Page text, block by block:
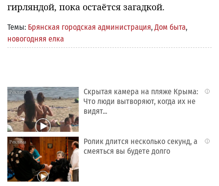
гирляндой, пока остаётся загадкой.
Темы: Брянская городская администрация, Дом быта,
новогодняя елка
i
Скрытая камера на пляже Крыма:
Что люди вытворяют, когда их не
видят...
i
Ролик длится несколько секунд, а
смеяться вы будете долго